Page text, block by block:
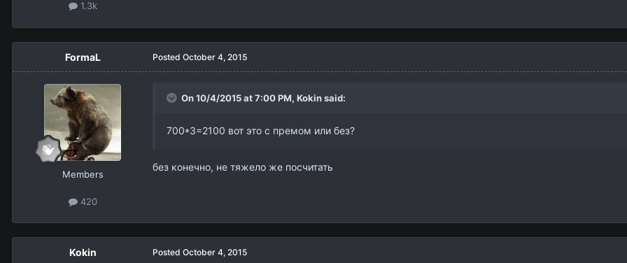
1.3k
FormaL
Members
420
Posted October 4, 2015
On 10/4/2015 at 7:00 PM, Kokinsaid:
700*3=2100 вот это с премом или без?
без конечно, не тяжело же посчитать
Kokin Posted October 4, 2015